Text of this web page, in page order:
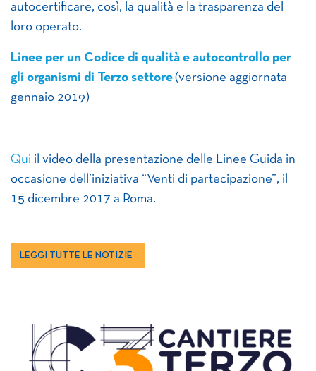
autocertificare, così, la qualità e la trasparenza del
loro operato.
Linee per un Codice di qualità e autocontrollo per
gli organismi di Terzo settore(versione aggiornata
gennaio 2019)
Qui il video della presentazione delle Linee Guida in
occasione dell’iniziativa “Venti di partecipazione”, il
15 dicembre 2017 a Roma.
LEGGI TUTTE LE NOTIZIE